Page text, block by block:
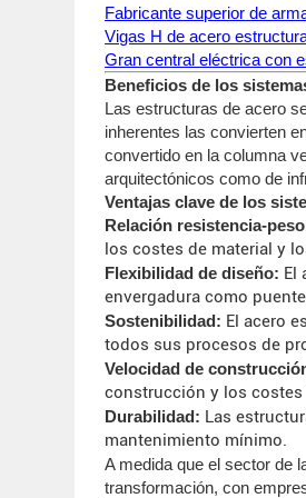
Fabricante superior de
Vigas H de acero
Gran central eléctrica con
Beneficios de los
Las estructuras de acero
inherentes las convierten
convertido en la columna
arquitectónicos como de
Ventajas clave de los
Relación resistencia-
los costes de material y
Flexibilidad de diseño: El
envergadura como
Sostenibilidad: El acero
todos sus procesos de
Velocidad de
construcción y los costes
Durabilidad: Las
mantenimiento mínimo.
A medida que el sector de
transformación, con